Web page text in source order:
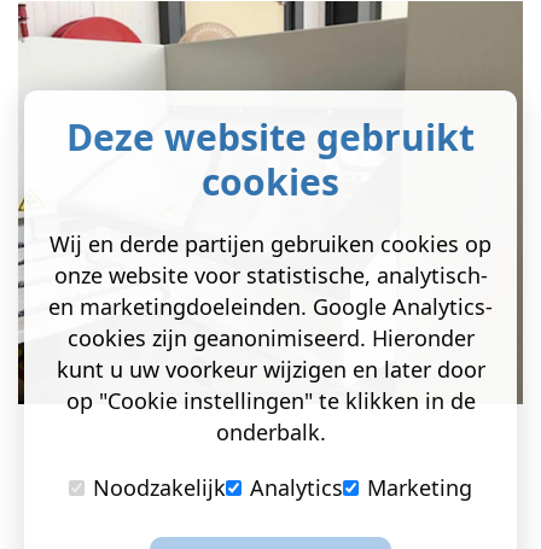
Deze website gebruikt
cookies
Wij en derde partijen gebruiken cookies op
onze website voor statistische, analytisch-
en marketingdoeleinden. Google Analytics-
cookies zijn geanonimiseerd. Hieronder
kunt u uw voorkeur wijzigen en later door
op "Cookie instellingen" te klikken in de
onderbalk.
Noodzakelijk
Analytics Marketing